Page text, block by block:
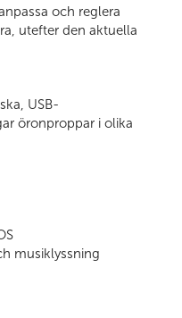
och reglera
utefter den aktuella
USB-
öronproppar i olika
musiklyssning